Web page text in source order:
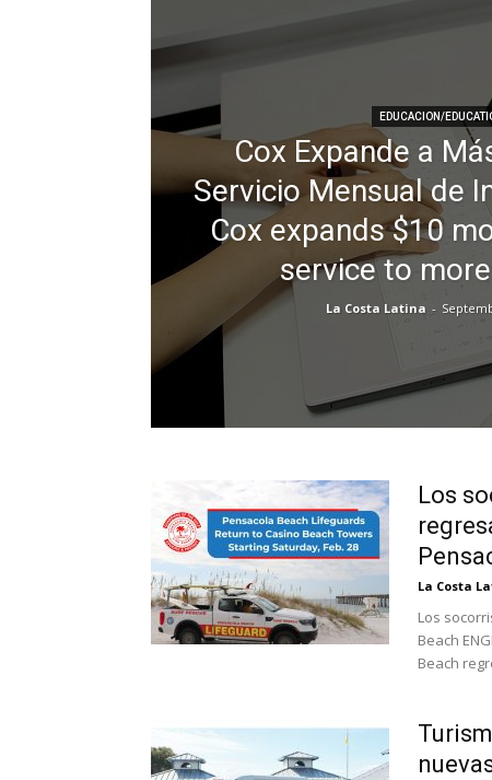
EDUCACION/
Cox Expande a
Servicio Mensual de
Cox expands $10
service to
La Costa Latina -
Los
La Costa
Los
Beach
Beach